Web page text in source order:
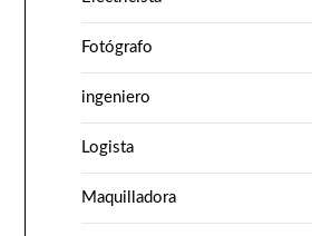
Fotógrafo
ingeniero
Logista
Maquilladora